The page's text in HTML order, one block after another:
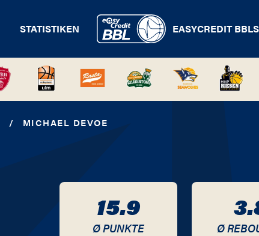
STATISTIKEN EASYCREDIT BBL
/ MICHAEL DEVOE
15.9
Ø PUNKTE Ø